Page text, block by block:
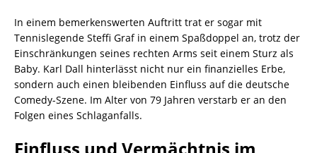
In einem bemerkenswerten Auftritt trat er sogar mit
Tennislegende Steffi Graf in einem Spaßdoppel an, trotz der
Einschränkungen seines rechten Arms seit einem Sturz als
Baby. Karl Dall hinterlässt nicht nur ein finanzielles Erbe,
sondern auch einen bleibenden Einfluss auf die deutsche
Comedy-Szene. Im Alter von 79 Jahren verstarb er an den
Folgen eines Schlaganfalls.
Einfluss und Vermächtnis im